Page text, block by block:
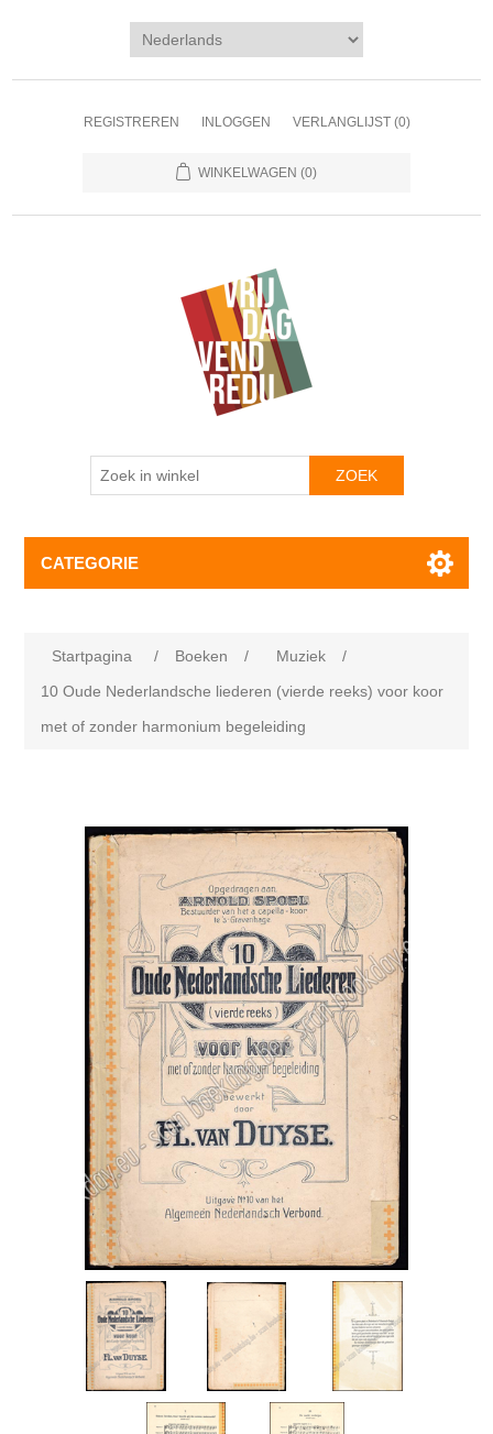
REGISTREREN INLOGGEN VERLANGLIJST (0)
WINKELWAGEN (0)
CATEGORIE
Startpagina / Boeken / Muziek
/
10 Oude Nederlandsche liederen (vierde reeks) voor koor
met of zonder harmonium begeleiding